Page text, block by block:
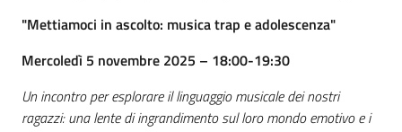
"Mettiamoci in ascolto: musica trap e adolescenza"
Mercoledì 5 novembre 2025 – 18:00-19:30
Un incontro per esplorare il linguaggio musicale dei nostri
ragazzi: una lente di ingrandimento sul loro mondo emotivo e i